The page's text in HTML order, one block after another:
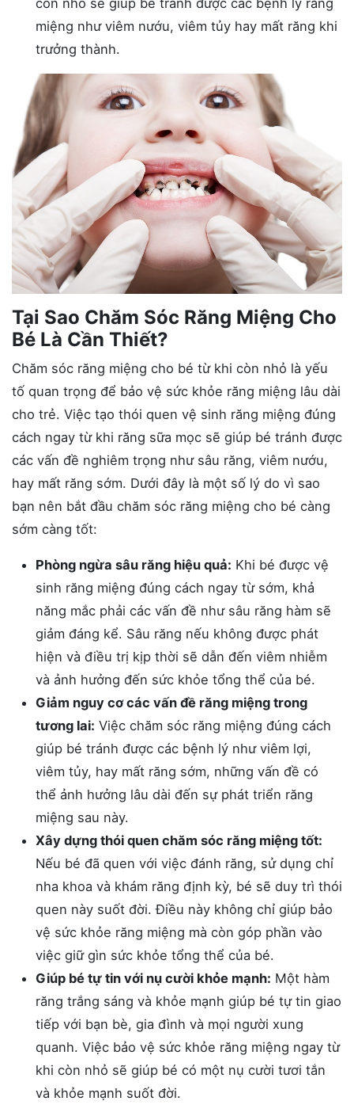
còn nhỏ sẽ giúp bé tránh được các bệnh lý răng
miệng như viêm nướu, viêm tủy hay mất răng khi
trưởng thành.
Tại Sao Chăm Sóc Răng Miệng Cho
Bé Là Cần Thiết?
Chăm sóc răng miệng cho bé từ khi còn nhỏ là yếu
tố quan trọng để bảo vệ sức khỏe răng miệng lâu dài
cho trẻ. Việc tạo thói quen vệ sinh răng miệng đúng
cách ngay từ khi răng sữa mọc sẽ giúp bé tránh được
các vấn đề nghiêm trọng như sâu răng, viêm nướu,
hay mất răng sớm. Dưới đây là một số lý do vì sao
bạn nên bắt đầu chăm sóc răng miệng cho bé càng
sớm càng tốt:
Phòng ngừa sâu răng hiệu quả: Khi bé được vệ
sinh răng miệng đúng cách ngay từ sớm, khả
năng mắc phải các vấn đề như sâu răng hàm sẽ
giảm đáng kể. Sâu răng nếu không được phát
hiện và điều trị kịp thời sẽ dẫn đến viêm nhiễm
và ảnh hưởng đến sức khỏe tổng thể của bé.
Giảm nguy cơ các vấn đề răng miệng trong
tương lai: Việc chăm sóc răng miệng đúng cách
giúp bé tránh được các bệnh lý như viêm lợi,
viêm tủy, hay mất răng sớm, những vấn đề có
thể ảnh hưởng lâu dài đến sự phát triển răng
miệng sau này.
Xây dựng thói quen chăm sóc răng miệng tốt:
Nếu bé đã quen với việc đánh răng, sử dụng chỉ
nha khoa và khám răng định kỳ, bé sẽ duy trì thói
quen này suốt đời. Điều này không chỉ giúp bảo
vệ sức khỏe răng miệng mà còn góp phần vào
việc giữ gìn sức khỏe tổng thể của bé.
Giúp bé tự tin với nụ cười khỏe mạnh: Một hàm
răng trắng sáng và khỏe mạnh giúp bé tự tin giao
tiếp với bạn bè, gia đình và mọi người xung
quanh. Việc bảo vệ sức khỏe răng miệng ngay từ
khi còn nhỏ sẽ giúp bé có một nụ cười tươi tắn
và khỏe mạnh suốt đời.